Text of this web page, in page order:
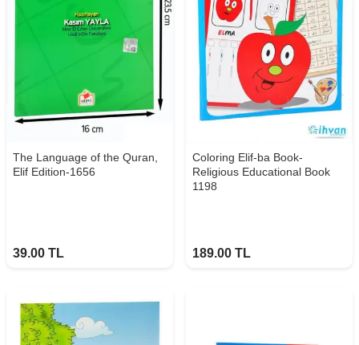
The Language of the Quran,
Elif Edition-1656
39.00 TL
Coloring Elif-ba Book-
Religious Educational Book
1198
189.00 TL